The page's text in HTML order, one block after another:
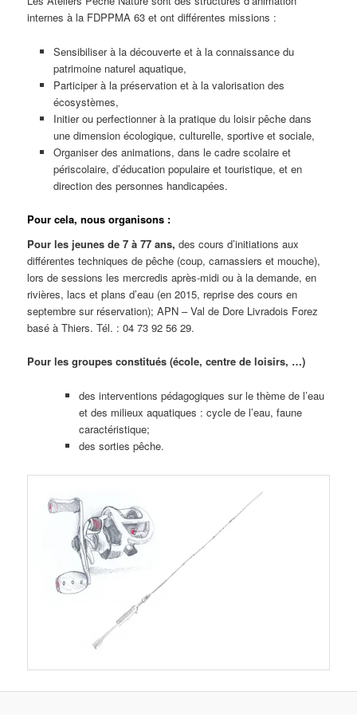
internes à la FDPPMA 63 et ont différentes missions :
Sensibiliser à la découverte et à la connaissance du
patrimoine naturel aquatique,
Participer à la préservation et à la valorisation des
écosystèmes,
Initier ou perfectionner à la pratique du loisir pêche dans
une dimension écologique, culturelle, sportive et sociale,
Organiser des animations, dans le cadre scolaire et
périscolaire, d’éducation populaire et touristique, et en
direction des personnes handicapées.
Pour cela, nous organisons :
Pour les jeunes de 7 à 77 ans, des cours d’initiations aux
différentes techniques de pêche (coup, carnassiers et mouche),
lors de sessions les mercredis après-midi ou à la demande, en
rivières, lacs et plans d’eau (en 2015, reprise des cours en
septembre sur réservation); APN – Val de Dore Livradois Forez
basé à Thiers. Tél. : 04 73 92 56 29.
Pour les groupes constitués (école, centre de loisirs, …)
des interventions pédagogiques sur le thème de l’eau
et des milieux aquatiques : cycle de l’eau, faune
caractéristique;
des sorties pêche.